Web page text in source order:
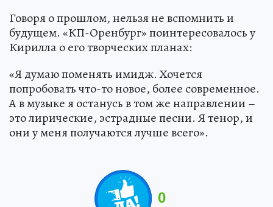
Говоря о прошлом, нельзя не вспомнить и
будущем. «КП-Оренбург» поинтересовалось у
Кирилла о его творческих планах:
«Я думаю поменять имидж. Хочется
попробовать что-то новое, более современное.
А в музыке я останусь в том же направлении –
это лирические, эстрадные песни. Я тенор, и
они у меня получаются лучше всего».
0